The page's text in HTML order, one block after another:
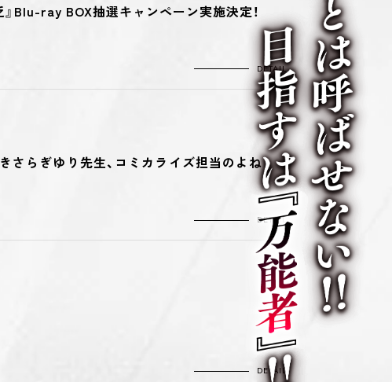
Blu-ray BOX抽選キャンペーン実施決定！
DETAIL
さらぎゆり先生、コミカライズ担当のよね
DETAIL
DETAIL